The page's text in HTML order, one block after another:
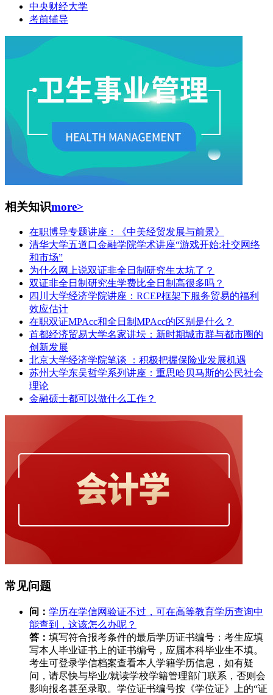
中央财经大学
考前辅导
相关知识more>
在职博导专题讲座：《中美经贸发展与前景》
清华大学五道口金融学院学术讲座“游戏开始:社交网络
和市场”
为什么网上说双证非全日制研究生太坑了？
双证非全日制研究生学费比全日制高很多吗？
四川大学经济学院讲座：RCEP框架下服务贸易的福利
效应估计
在职双证MPAcc和全日制MPAcc的区别是什么？
首都经济贸易大学名家讲坛：新时期城市群与都市圈的
创新发展
北京大学经济学院笔谈 ：积极把握保险业发展机遇
苏州大学东吴哲学系列讲座：重思哈贝马斯的公民社会
理论
金融硕士都可以做什么工作？
常见问题
问： 学历在学信网验证不过，可在高等教育学历查询中
能查到，这该怎么办呢？
答： 填写符合报考条件的最后学历证书编号：考生应填
写本人毕业证书上的证书编号，应届本科毕业生不填。
考生可登录学信档案查看本人学籍学历信息，如有疑
问，请尽快与毕业/就读学校学籍管理部门联系，否则会
影响报名甚至录取。学位证书编号按《学位证》上的“证